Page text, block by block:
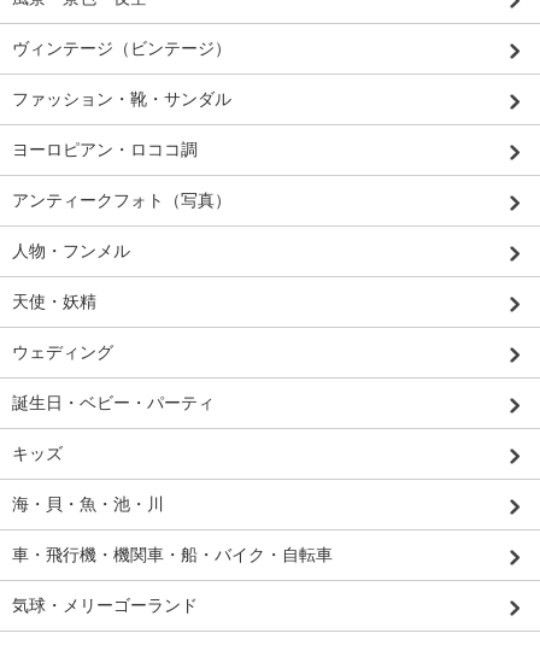
ヴィンテージ（ビンテージ）
ファッション・靴・サンダル
ヨーロピアン・ロココ調
アンティークフォト（写真）
人物・フンメル
天使・妖精
ウェディング
誕生日・ベビー・パーティ
キッズ
海・貝・魚・池・川
車・飛行機・機関車・船・バイク・自転車
気球・メリーゴーランド